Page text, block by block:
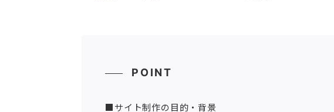
POINT
■サイト制作の目的・背景